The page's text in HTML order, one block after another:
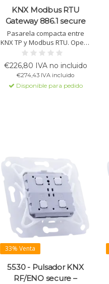
KNX Modbus RTU
Gateway 886.1 secure
Pasarela compacta entre
KNX TP y Modbus RTU. Opera
como maestro o esclavo,
hasta 250 canales
configurables, KNX Secure,
alimentación por bus,
pruebas vía ETS.
€226,80 IVA no incluido
€274,43 IVA incluido
Disponible para pedido
33% Venta
5530 - Pulsador KNX
RF/ENO secure –